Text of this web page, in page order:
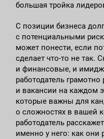
большая тройка
С позиции бизнеса
с потенциальными
может понести, если
сделает что-то не так.
и финансовые, и
работодатель
и вакансии на каждом
которые важны для
о сложностях в вашей
работодатель
именно у него: как они